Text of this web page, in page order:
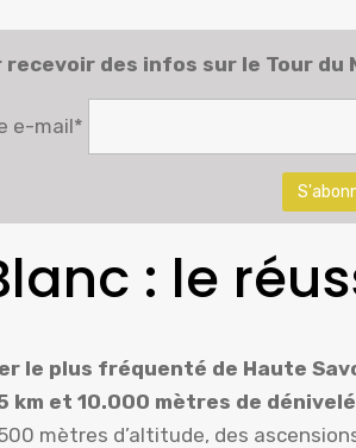
recevoir des infos sur le Tour du
e-mail*
: le
le plus fréquenté de Haute
km et 10.000 mètres de
mètres d’altitude, des